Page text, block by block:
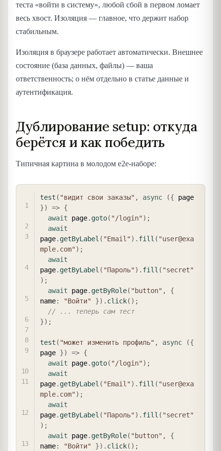
теста «войти в систему», любой сбой в первом ломает
весь хвост. Изоляция — главное, что держит набор
стабильным.
Изоляция в браузере работает автоматически. Внешнее
состояние (база данных, файлы) — ваша
ответственность; о нём отдельно в статье данные и
аутентификация.
Дублирование setup: откуда
берётся и как победить
Типичная картина в молодом e2e-наборе:
test ( "видит свои заказы" , async ({
}) => {
await page. goto( "/login") ;
await
page. getByLabel ( "Email") . fill ( "user@exa
mple.com") ;
await
page. getByLabel ( "Пароль") . fill ( "secret"
) ;
await page. getByRole( "button" ,
{
name: "Войти" }) . click( ) ;
// ... теперь сам тест
}) ;
test ( "может изменить профиль" , async ({
page }) => {
await page. goto( "/login") ;
await
page. getByLabel ( "Email") . fill ( "user@exa
mple.com") ;
await
page. getByLabel ( "Пароль") . fill ( "secret"
) ;
await page. getByRole( "button" ,
{
name: "Войти" }) . click( ) ;